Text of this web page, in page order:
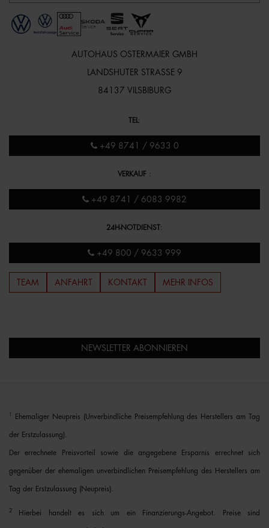
AUTOHAUS OSTERMAIER GMBH
LANDSHUTER STRASSE 9
84137 VILSBIBURG
TEL :
+49 8741 / 9633 0
VERKAUF :
+49 8741 / 6083 9982
24H-NOTDIENST:
+49 800 / 9633 999
TEAM ANFAHRT KONTAKT MEHR INFOS
NEWSLETTER ABONNIEREN
Ehemaliger Neupreis (Unverbindliche Preisempfehlung des Herstellers am Tag
der Erstzulassung).
Der errechnete Preisvorteil sowie die angegebene Ersparnis errechnet sich
gegenüber der ehemaligen unverbindlichen Preisempfehlung des Herstellers am
Tag der Erstzulassung (Neupreis).
2 Hierbei handelt es sich um ein Finanzierungs-Angebot. Preise sind